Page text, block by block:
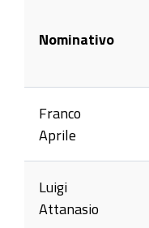
Nominativo
Franco
Aprile
Luigi
Attanasio